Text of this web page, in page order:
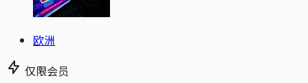
欧洲
仅限会员